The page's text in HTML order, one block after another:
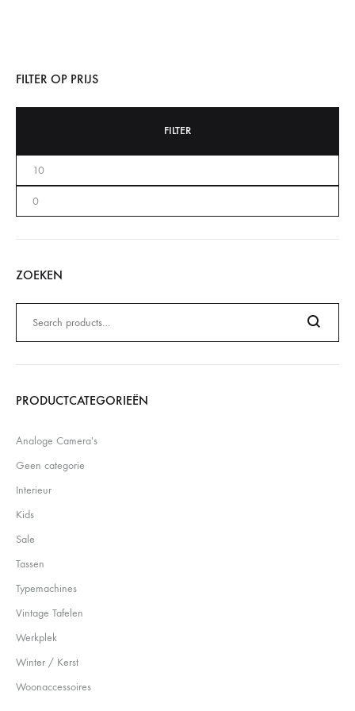
FILTER OP PRIJS
FILTER
ZOEKEN
naar:
Search
PRODUCTCATEGORIEËN
Analoge Camera's
Geen categorie
Interieur
Kids
Sale
Tassen
Typemachines
Vintage Tafelen
Werkplek
Winter / Kerst
Woonaccessoires